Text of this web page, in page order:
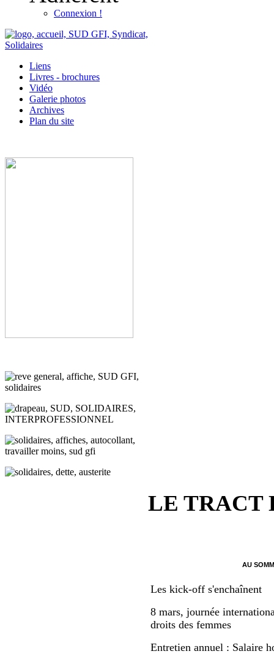
Connexion !
Liens
Livres - brochures
Vidéo
Galerie photos
Archives
Plan du site
LE TRACT
AU
Les kick-off s'enchaînent
8 mars, journée
droits des femmes
Entretien annuel : Salaire